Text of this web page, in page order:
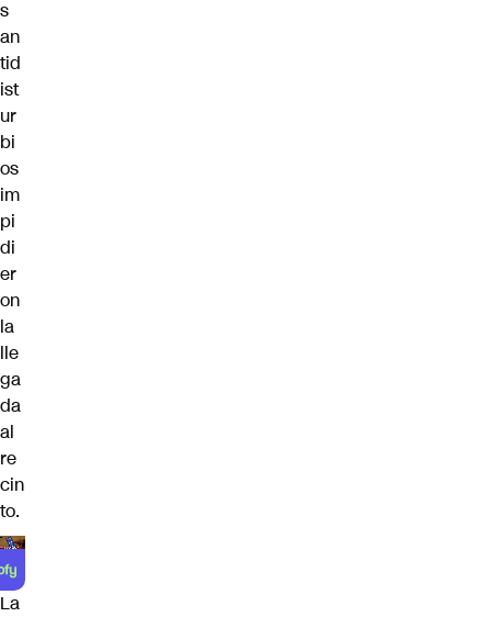
s
an
tid
ist
ur
bi
os
im
pi
di
er
on
la
lle
ga
da
al
re
cin
to.
La